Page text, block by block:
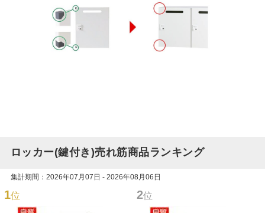
ロッカー(鍵付き)売れ筋商品ランキング
集計期間：2026年07月07日 - 2026年08月06日
1位 2位